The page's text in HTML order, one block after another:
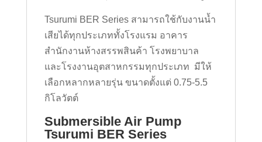
Tsurumi BER Series สามารถใช้กับงานน้ำ
เสียได้ทุกประเภททั้งโรงแรม อาคาร
สำนักงานห้างสรรพสินค้า โรงพยาบาล
และโรงงานอุตสาหกรรมทุกประเภท มีให้
เลือกหลากหลายรุ่น ขนาดตั้งแต่ 0.75-5.5
กิโลวัตต์
Submersible Air Pump
Tsurumi BER Series